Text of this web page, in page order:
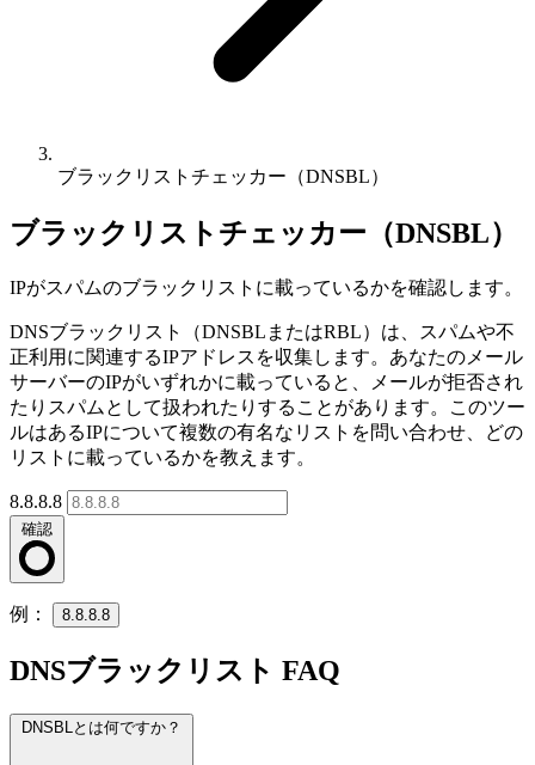
ブラックリストチェッカー（DNSBL）
ブラックリストチェッカー（DNSBL）
IPがスパムのブラックリストに載っているかを確認します。
DNSブラックリスト（DNSBLまたはRBL）は、スパムや不
正利用に関連するIPアドレスを収集します。あなたのメール
サーバーのIPがいずれかに載っていると、メールが拒否され
たりスパムとして扱われたりすることがあります。このツー
ルはあるIPについて複数の有名なリストを問い合わせ、どの
リストに載っているかを教えます。
8.8.8.8
確認
例： 8.8.8.8
DNSブラックリスト FAQ
DNSBLとは何ですか？